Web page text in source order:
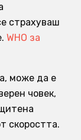
страхуваш
WHO за
може да е
човек,
скоростта.